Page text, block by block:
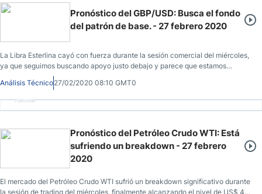
Pronóstico del GBP/USD: Busca el fondo
del patrón de base. - 27 febrero 2020
La Libra Esterlina cayó con fuerza durante la sesión comercial del miércoles,
ya que seguimos buscando apoyo justo debajo y parece que estamos
tratando de formar algún tipo de patrón de base.
Análisis Técnico27/02/2020 08:10 GMT0
Publicidad
Pronóstico del Petróleo Crudo WTI: Está
sufriendo un breakdown - 27 febrero
2020
El mercado del Petróleo Crudo WTI sufrió un breakdown significativo durante
la sesión de trading del miércoles, finalmente alcanzando el nivel de US$ 49